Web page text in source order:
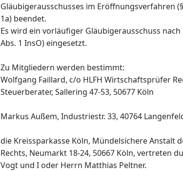
Gläubigerausschusses im Eröffnungsverfahren (§
1a) beendet.
Es wird ein vorläufiger Gläubigerausschuss nach
Abs. 1 InsO) eingesetzt.
Zu Mitgliedern werden bestimmt:
Wolfgang Faillard, c/o HLFH Wirtschaftsprüfer
Steuerberater, Sallering 47-53, 50677 Köln
Markus Außem, Industriestr. 33, 40764
die Kreissparkasse Köln, Mündelsichere Anstalt
Rechts, Neumarkt 18-24, 50667 Köln, vertreten
Vogt und I oder Herrn Matthias Peltner.